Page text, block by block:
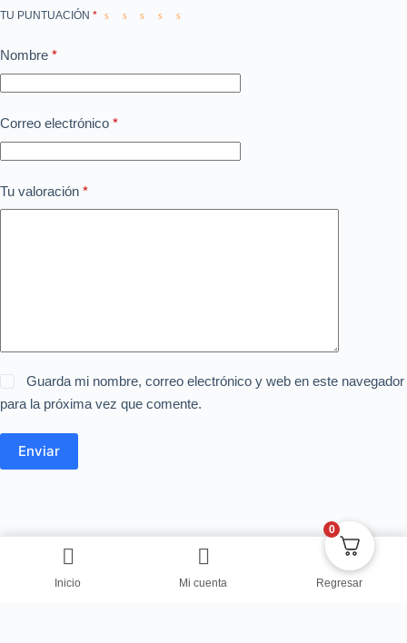
TU PUNTUACIÓN *
Nombre *
Correo electrónico *
Tu valoración *
Guarda mi nombre, correo electrónico y web en este navegador
para la próxima vez que comente.
Enviar
Inicio Mi cuenta Regresar
0